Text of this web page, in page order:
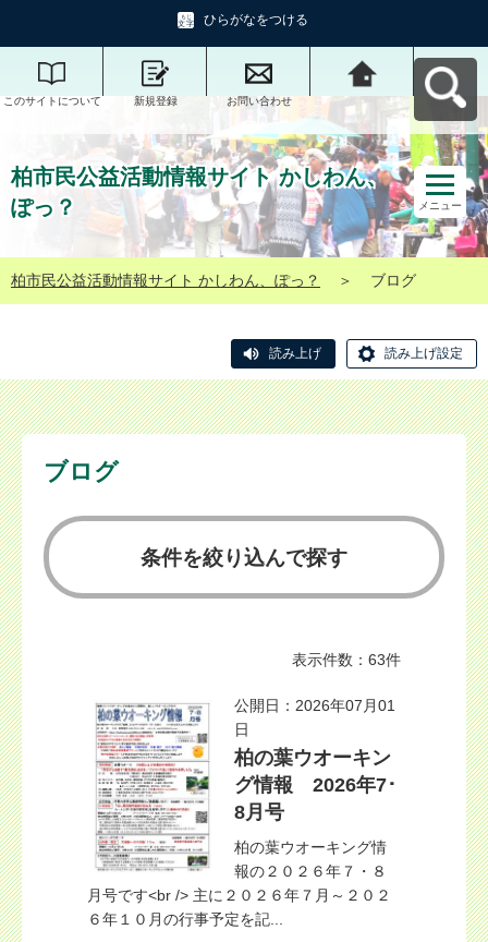
ひらがなをつける
このサイトについて 新規登録 お問い合わせ
柏市民公益活動情報
サイト かしわん、ぽ
っ？へ戻る
柏市民公益活動情報サイト かしわん、
ぽっ？
メニュー
柏市民公益活動情報サイト かしわん、ぽっ？ ＞ ブログ
読み上げ 読み上げ設定
ブログ
条件を絞り込んで探す
表示件数：63件
公開日：2026年07月01
日
柏の葉ウオーキン
グ情報 2026年7･
8月号
柏の葉ウオーキング情
報の２０２６年７・８
月号です<br /> 主に２０２６年７月～２０２
６年１０月の行事予定を記...